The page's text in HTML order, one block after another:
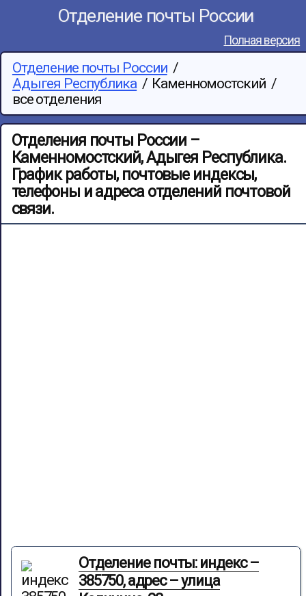
Отделение почты России
Полная версия
Отделение почты России /
Адыгея Республика / Каменномостский /
все отделения
Отделения почты России –
Каменномостский, Адыгея Республика.
График работы, почтовые индексы,
телефоны и адреса отделений почтовой
связи.
Отделение почты: индекс –
385750, адрес – улица